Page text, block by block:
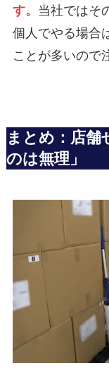
す。 当社ではそ
個人でやる場合
ことが多いので
まとめ：店舗
のは無理」